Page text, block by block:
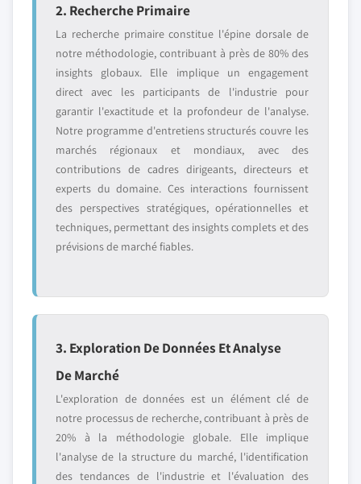
2. Recherche Primaire
La recherche primaire constitue l'épine dorsale de
notre méthodologie, contribuant à près de 80% des
insights globaux. Elle implique un engagement
direct avec les participants de l'industrie pour
garantir l'exactitude et la profondeur de l'analyse.
Notre programme d'entretiens structurés couvre les
marchés régionaux et mondiaux, avec des
contributions de cadres dirigeants, directeurs et
experts du domaine. Ces interactions fournissent
des perspectives stratégiques, opérationnelles et
techniques, permettant des insights complets et des
prévisions de marché fiables.
3. Exploration De Données Et Analyse
De Marché
L'exploration de données est un élément clé de
notre processus de recherche, contribuant à près de
20% à la méthodologie globale. Elle implique
l'analyse de la structure du marché, l'identification
des tendances de l'industrie et l'évaluation des